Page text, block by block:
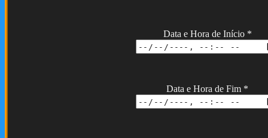
Data e Hora de Início *
Data e Hora de Fim *